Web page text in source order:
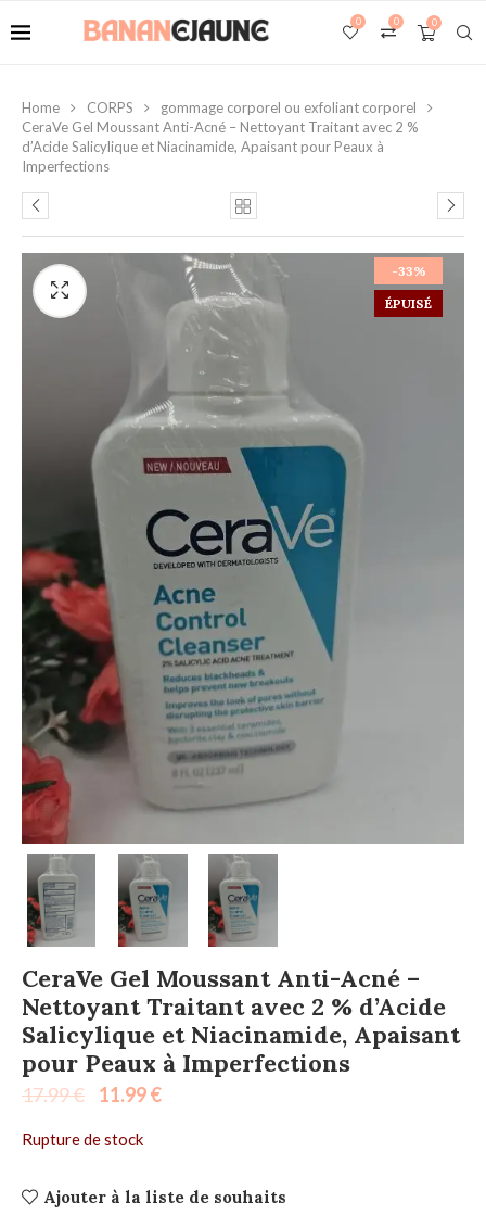
0
0
0
Home CORPS
gommage corporel ou exfoliant corporel
CeraVe Gel Moussant Anti-Acné – Nettoyant Traitant avec 2 %
d’Acide Salicylique et Niacinamide, Apaisant pour Peaux à
Imperfections
-33%
ÉPUISÉ
CeraVe Gel Moussant Anti-Acné –
Nettoyant Traitant avec 2 % d’Acide
Salicylique et Niacinamide, Apaisant
pour Peaux à Imperfections
17.99€ 11.99€
Rupture de stock
Ajouter à la liste de souhaits